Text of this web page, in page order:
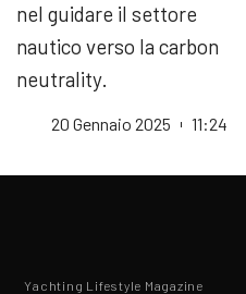
nel guidare il settore
nautico verso la carbon
neutrality.
20 Gennaio 2025 11:24
Yachting Lifestyle Magazine